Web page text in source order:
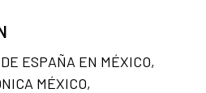
ESPAÑA EN MÉXICO,
MÉXICO,